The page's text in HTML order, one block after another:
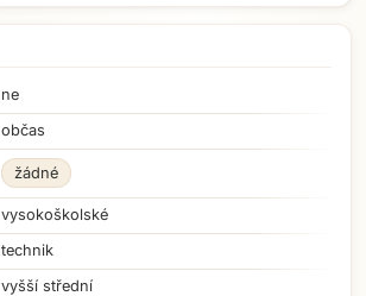
ne
občas
žádné
vysokoškolské
technik
vyšší střední